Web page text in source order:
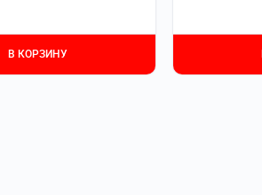
В КОРЗИНУ